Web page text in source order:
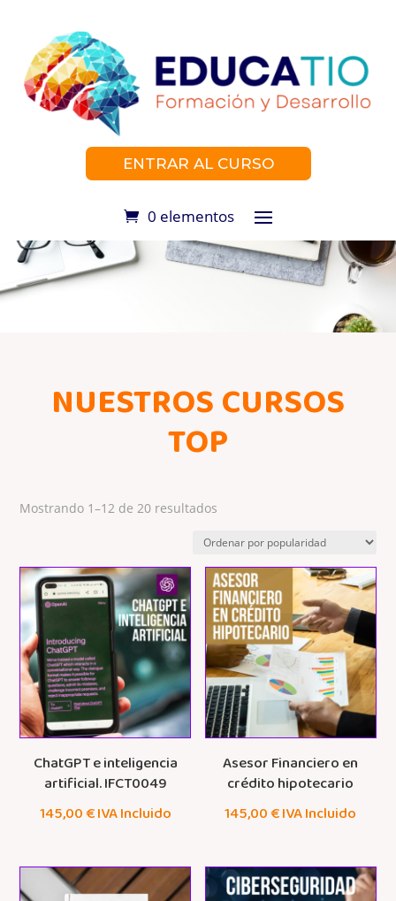
ENTRAR AL CURSO
0 elementos
NUESTROS CURSOS
TOP
Mostrando 1–12 de 20 resultados
popularidad
ChatGPT e inteligencia
artificial. IFCT0049
145,00€IVA Incluido
Asesor Financiero en
crédito hipotecario
145,00€IVA Incluido